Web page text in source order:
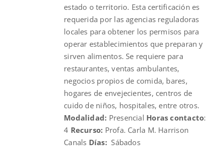
estado o territorio. Esta certificación es
requerida por las agencias reguladoras
locales para obtener los permisos para
operar establecimientos que preparan y
sirven alimentos. Se requiere para
restaurantes, ventas ambulantes,
negocios propios de comida, bares,
hogares de envejecientes, centros de
cuido de niños, hospitales, entre otros.
Modalidad: Presencial Horas contacto:
4 Recurso: Profa. Carla M. Harrison
Canals Días:Sábados